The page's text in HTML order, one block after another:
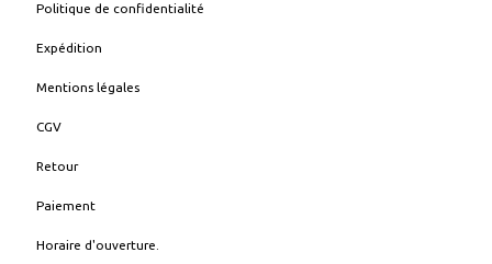
Politique de confidentialité
Expédition
Mentions légales
CGV
Retour
Paiement
Horaire d'ouverture.